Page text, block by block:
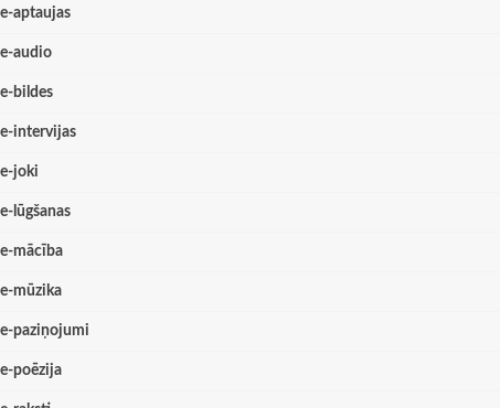
e-aptaujas
e-audio
e-bildes
e-intervijas
e-joki
e-lūgšanas
e-mācība
e-mūzika
e-paziņojumi
e-poēzija